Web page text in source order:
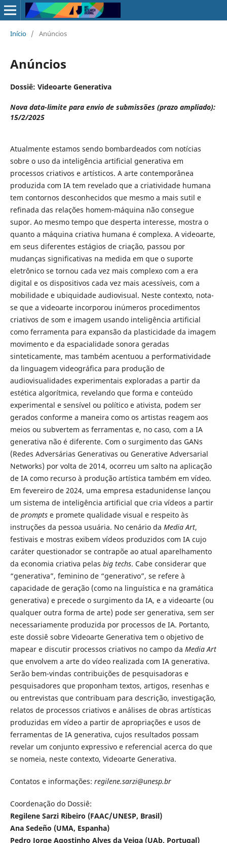
Início / Anúncios
Anúncios
Dossiê: Videoarte Generativa
Nova data-limite para envio de submissões (prazo ampliado):
15/2/2025
Atualmente estamos sendo bombardeados com notícias
sobre o uso da inteligência artificial generativa em
processos criativos e artísticos. A arte contemporânea
produzida com IA tem revelado que a criatividade humana
tem contornos desconhecidos que mesmo a mais sutil e
refinada das relações homem-máquina não consegue
supor. Ao mesmo tempo que desperta interesse, mostra o
quanto a máquina criativa humana é complexa. A videoarte,
em seus diferentes estágios de criação, passou por
mudanças significativas na medida em que o suporte
eletrônico se tornou cada vez mais complexo com a era
digital e os dispositivos cada vez mais acessíveis, com a
mobilidade e ubiquidade audiovisual. Neste contexto, nota-
se que a videoarte incorporou inúmeros procedimentos
criativos de som e imagem usando inteligência artificial
como ferramenta para expansão da plasticidade da imagem
movimento e da espacialidade sonora geradas
sinteticamente, mas também acentuou a performatividade
da linguagem videográfica para produção de
audiovisualidades experimentais exploradas a partir da
estética algorítmica, revelando que forma e conteúdo
experimental e sensível ou político e ativista, podem ser
gerados conforme a maneira como os artistas reagem aos
meios ou subvertem as ferramentas e, no caso, com a IA
generativa não é diferente. Com o surgimento das GANs
(Redes Adversárias Generativas ou Generative Adversarial
Networks) por volta de 2014, ocorreu um salto na aplicação
de IA como recurso à produção artística também em vídeo.
Em fevereiro de 2024, uma empresa estadunidense lançou
um sistema de inteligência artificial que cria vídeos a partir
de promptse promete qualidade visual e respeito às
instruções da pessoa usuária. No cenário da Media Art,
festivais e mostras exibem vídeos produzidos com IA cujo
caráter questionador se contrapõe ao atual aparelhamento
da economia criativa pelas big techs. Cabe considerar que
“generativa”, feminino de “generativo”, se refere à
capacidade de geração (como na linguística e na gramática
generativa) e precede o surgimento da IA, e a videoarte (ou
qualquer outra forma de arte) pode ser generativa, sem ser
necessariamente produzida por processos de IA. Portanto,
este dossiê sobre Videoarte Generativa tem o objetivo de
mapear e discutir processos criativos no campo da Media Art
que envolvem a arte do vídeo realizada com IA generativa.
Serão bem-vindas contribuições de pesquisadoras e
pesquisadores que proponham textos, artigos, resenhas e
ou entrevistas que contribuam para descrição, investigação,
relatos de processos criativos e análises de obras artísticas
produzidas em vídeo a partir de apropriações e usos de
ferramentas de IA generativa, cujos resultados possam
revelar um conjunto expressivo e referencial acerca do que
se nomeia, neste contexto, Videoarte Generativa.
Contatos e informações: regilene.sarzi@unesp.br
Coordenação do Dossiê:
Regilene Sarzi Ribeiro (FAAC/UNESP, Brasil)
Ana Sedeño (UMA, Espanha)
Pedro Jorge Agostinho Alves da Veiga (UAb, Portugal)